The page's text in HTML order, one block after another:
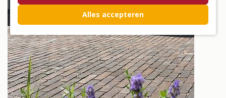
Alles accepteren